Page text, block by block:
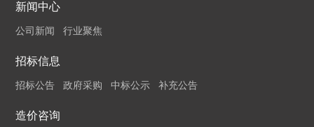
新闻中心
公司新闻 行业聚焦
招标信息
招标公告 政府采购 中标公示 补充公告
造价咨询